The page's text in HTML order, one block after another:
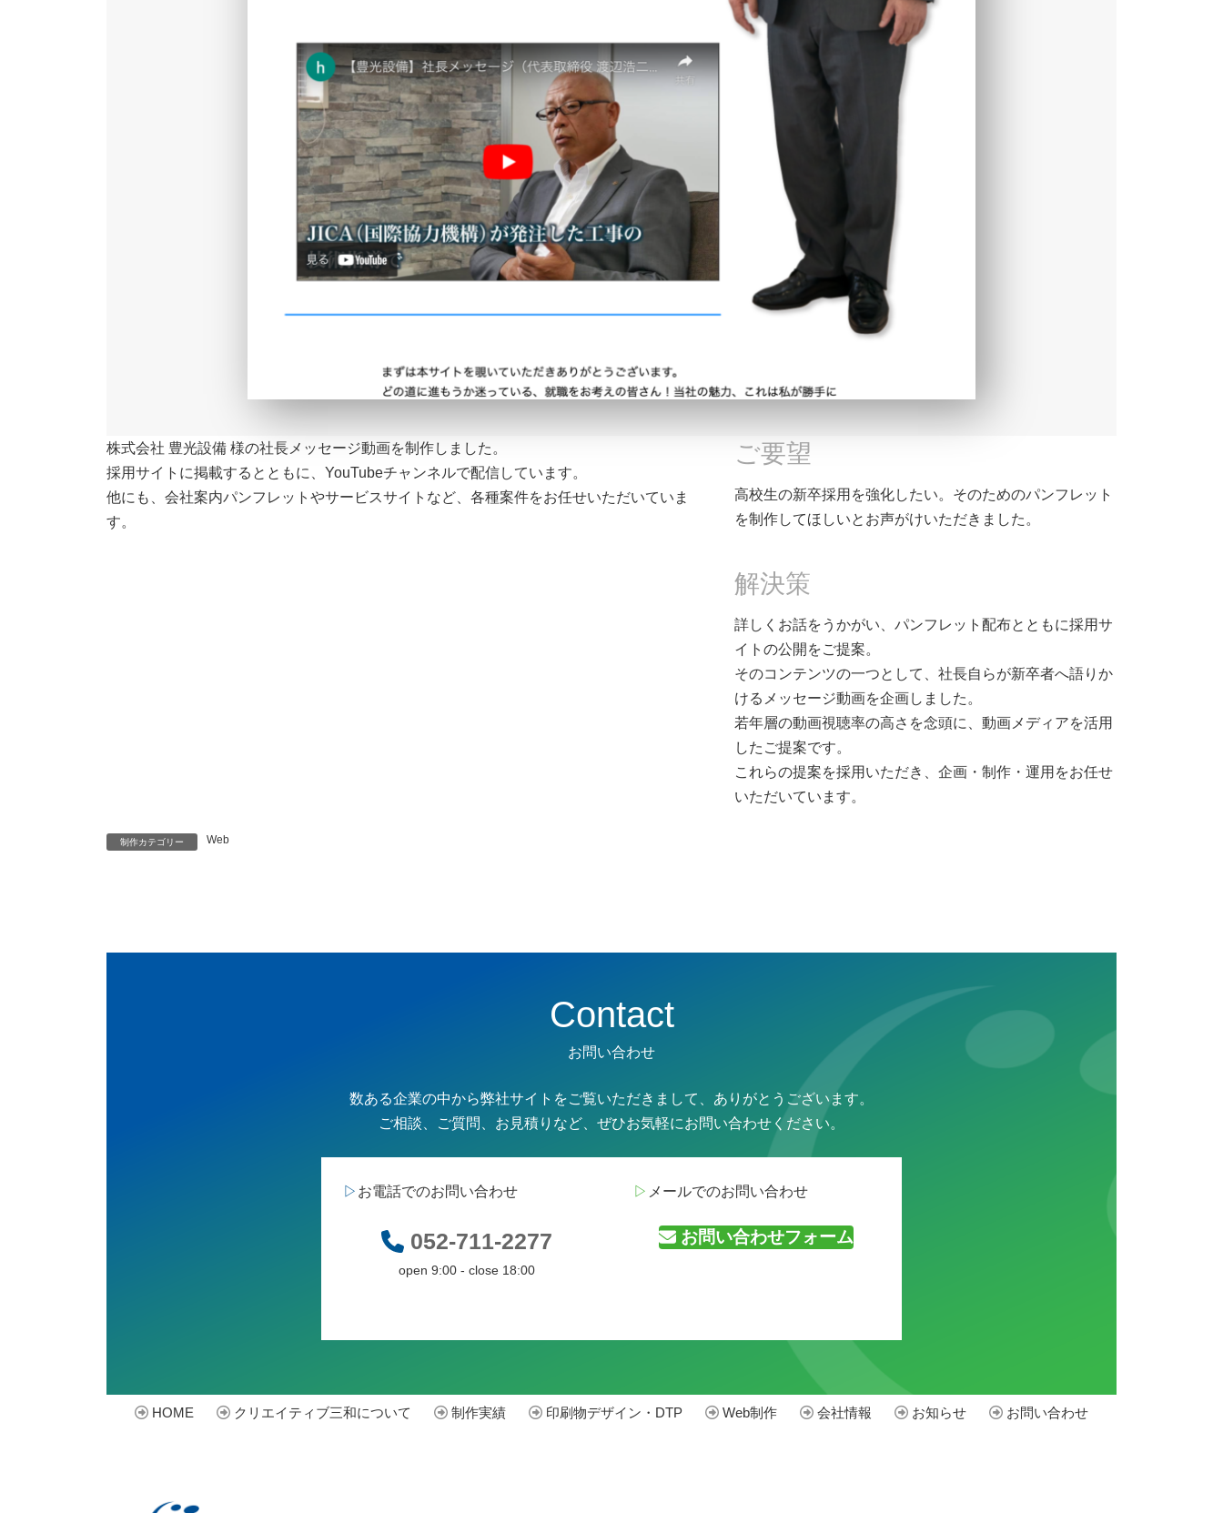
株式会社 豊光設備 様の社長メッセージ動画を制作しました。
採用サイトに掲載するとともに、YouTubeチャンネルで配信しています。
他にも、会社案内パンフレットやサービスサイトなど、各種案件をお任せいただいていま
す。
ご要望
高校生の新卒採用を強化したい。そのためのパンフレット
を制作してほしいとお声がけいただきました。
解決策
詳しくお話をうかがい、パンフレット配布とともに採用サ
イトの公開をご提案。
そのコンテンツの一つとして、社長自らが新卒者へ語りか
けるメッセージ動画を企画しました。
若年層の動画視聴率の高さを念頭に、動画メディアを活用
したご提案です。
これらの提案を採用いただき、企画・制作・運用をお任せ
いただいています。
制作カテゴリー Web
Contact
お問い合わせ
数ある企業の中から弊社サイトをご覧いただきまして、ありがとうございます。
ご相談、ご質問、お見積りなど、 ぜひお気軽にお問い合わせください。
▷ お電話でのお問い合わせ
052-711-2277
open 9:00 - close 18:00
▷ メールでのお問い合わせ
お問い合わせフォーム
HOME クリエイティブ三和について 制作実績 印刷物デザイン・DTP Web制作 会社情報 お知らせ お問い合わせ